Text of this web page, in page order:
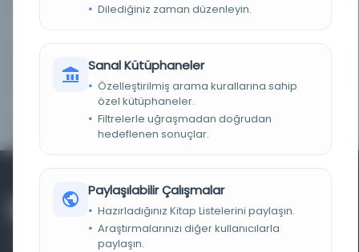
Milli Savunma Bakanlığı Askeri Tarih Arşivi -
ATASE - OSMANLI-YUNAN HARBİ
18.04.1898
Dilediğiniz zaman düzenleyin.
Sanal Kütüphaneler
Özelleştirilmiş arama kurallarına sahip
özel kütüphaneler.
Filtrelerle uğraşmadan doğrudan
hedeflenen sonuçlar.
Paylaşılabilir Çalışmalar
Hazırladığınız Kitap Listelerini paylaşın.
Araştırmalarınızı diğer kullanıcılarla
paylaşın.